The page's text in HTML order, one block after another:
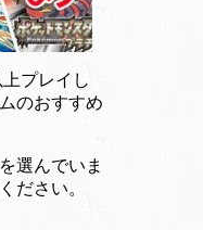
プレイし
のおすすめ
選んでいま
ださい。